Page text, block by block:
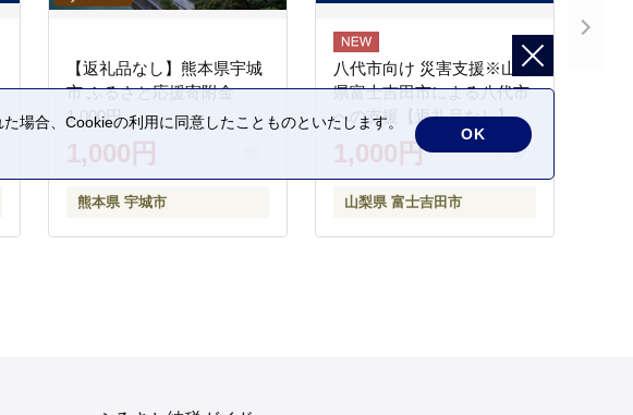
【返礼品なし】熊本県宇城
市 ふるさと応援寄附金
1,000円
1,000円
熊本県 宇城市
八代市向け 災害支援※山梨
県富士吉田市による八代市
への支援【返礼品なし】
1,000円
山梨県 富士吉田市
場合、Cookieの利用に同意したことものといたします。
OK